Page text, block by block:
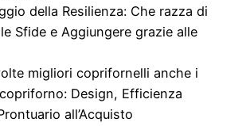
della Resilienza: Che razza di
Sfide e Aggiungere grazie alle
migliori coprifornelli anche i
Design, Efficienza
all’Acquisto